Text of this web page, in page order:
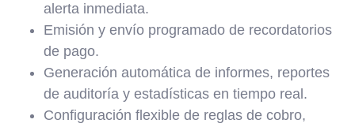
alerta inmediata.
Emisión y envío programado de recordatorios
de pago.
Generación automática de informes, reportes
de auditoría y estadísticas en tiempo real.
Configuración flexible de reglas de cobro,